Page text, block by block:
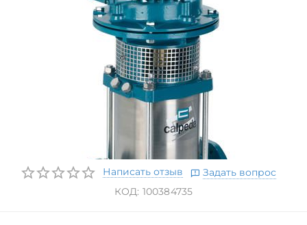
Написать отзыв
Задать вопрос
КОД: 100384735